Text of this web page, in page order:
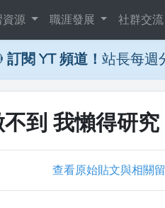
源 職涯發展 社群交流
訂閱 YT 頻道！ 站長每週
到 我懶得研
查看原始貼文與相關